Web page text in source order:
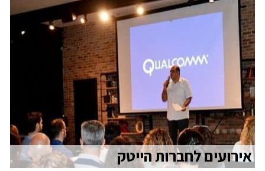
אירועים לחברות הייטק